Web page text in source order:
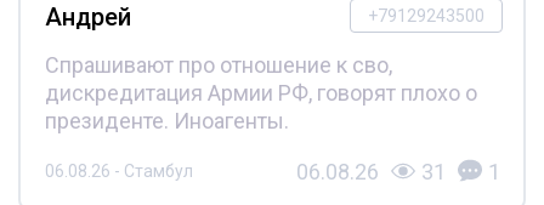
+79129243500
Андрей
Спрашивают про отношение к сво,
дискредитация Армии РФ, говорят плохо о
президенте. Иноагенты.
06.08.26 - Стамбул 06.08.26 31 1